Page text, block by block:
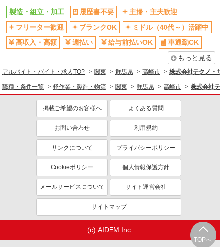
TOPへ
製造・組立・加工 履歴書不要
主婦・主夫歓迎
フリーター歓迎
ブランクOK
ミドル（40代～）活躍中
高収入・高額
週払い 給与前払いOK
車通勤OK
もっと見る
アルバイト・バイト・求人TOP 関東 群馬県 高崎市 株式会社テクノ・
職種・条件一覧 軽作業・製造・物流 関東 群馬県 高崎市 株式会社
掲載ご希望のお客様へ よくある質問
お問い合わせ 利用規約
リンクについて プライバシーポリシー
Cookieポリシー 個人情報保護方針
メールサービスについて サイト運営会社
サイトマップ
(c) AIDEM Inc.